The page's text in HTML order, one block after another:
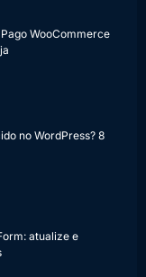
WooCommerce
no WordPress? 8
atualize e